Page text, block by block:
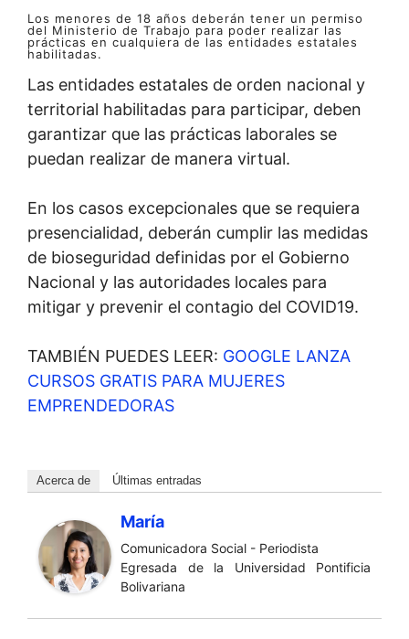
Los menores de 18 años deberán tener un permiso
del Ministerio de Trabajo para poder realizar las
prácticas en cualquiera de las entidades estatales
habilitadas.
Las entidades estatales de orden nacional y
territorial habilitadas para participar, deben
garantizar que las prácticas laborales se
puedan realizar de manera virtual.
En los casos excepcionales que se requiera
presencialidad, deberán cumplir las medidas
de bioseguridad definidas por el Gobierno
Nacional y las autoridades locales para
mitigar y prevenir el contagio del COVID19.
TAMBIÉN PUEDES LEER: GOOGLE LANZA
CURSOS GRATIS PARA MUJERES
EMPRENDEDORAS
Acerca de Últimas entradas
María
Comunicadora Social - Periodista
Egresada de la Universidad Pontificia
Bolivariana